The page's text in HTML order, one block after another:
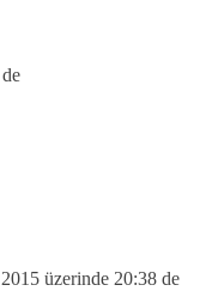
üzerinde 20:38 de